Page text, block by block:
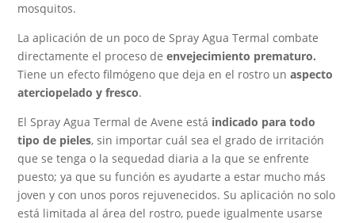
mosquitos.
La aplicación de un poco de Spray Agua Termal combate
directamente el proceso deenvejecimiento prematuro.
Tiene un efecto filmógeno que deja en el rostro unaspecto
aterciopelado y fresco.
El Spray Agua Termal de Avene está indicado para todo
tipo de pieles, sin importar cuál sea el grado de irritación
que se tenga o la sequedad diaria a la que se enfrente
puesto; ya que su función es ayudarte a estar mucho más
joven y con unos poros rejuvenecidos. Su aplicación no solo
está limitada al área del rostro, puede igualmente usarse